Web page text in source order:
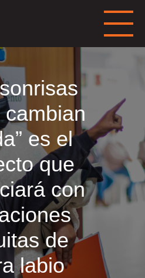
es el
que
con
de
labio